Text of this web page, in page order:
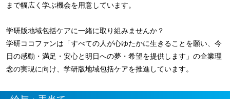
まで幅広く学ぶ機会を用意しています。
学研版地域包括ケアに一緒に取り組みませんか？
学研ココファンは「すべての人が心ゆたかに生きることを願い、今
日の感動・満足・安心と明日への夢・希望を提供します」の企業理
念の実現に向け、学研版地域包括ケアを推進しています。